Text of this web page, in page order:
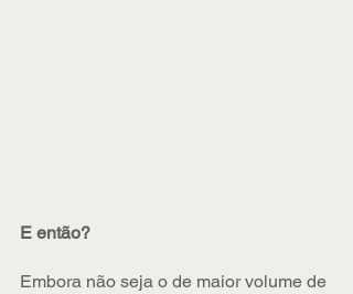
E então?
Embora não seja o de maior volume de